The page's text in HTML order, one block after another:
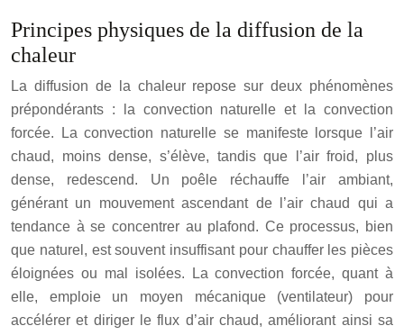
Principes physiques de la diffusion de la
chaleur
La diffusion de la chaleur repose sur deux phénomènes
prépondérants : la convection naturelle et la convection
forcée. La convection naturelle se manifeste lorsque l’air
chaud, moins dense, s’élève, tandis que l’air froid, plus
dense, redescend. Un poêle réchauffe l’air ambiant,
générant un mouvement ascendant de l’air chaud qui a
tendance à se concentrer au plafond. Ce processus, bien
que naturel, est souvent insuffisant pour chauffer les pièces
éloignées ou mal isolées. La convection forcée, quant à
elle, emploie un moyen mécanique (ventilateur) pour
accélérer et diriger le flux d’air chaud, améliorant ainsi sa